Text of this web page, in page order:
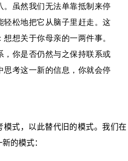
。虽然我们无法单靠抵制来停
轻松地把它从脑子里赶走。这
想关于你母亲的一两件事。
，你是否仍然与之保持联系或
思考这一新的信息，你就会停
模式，以此替代旧的模式。我们在
的模式：